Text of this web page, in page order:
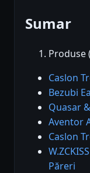
Sumar
Produse
Caslon
Bezubi
Quasar
Aventor
Caslon
Păreri